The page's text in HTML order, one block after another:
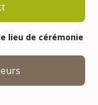
lieu de cérémonie